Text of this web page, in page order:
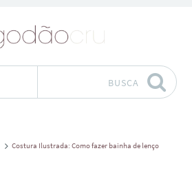
BUSCA
Costura Ilustrada: Como fazer bainha de lenço